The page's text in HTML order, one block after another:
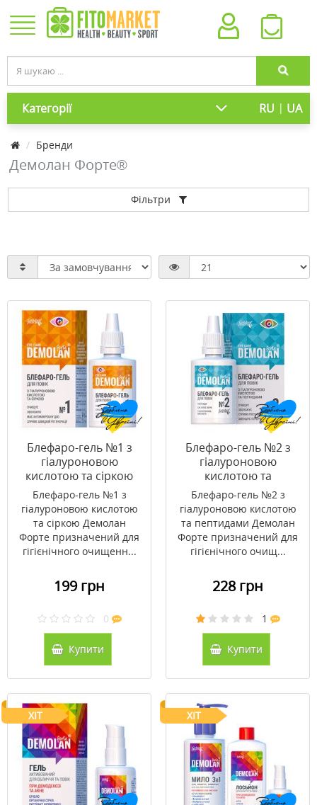
Категорії RU | UA
Бренди
Демолан Форте®
Фільтри
Блефаро-гель №1 з
гіалуроновою
кислотою та сіркою
Демолан Форте /
Demolan Forte® 20 мл
Блефаро-гель №1 з
гіалуроновою кислотою
та сіркою Демолан
Форте призначений для
гігієнічного очищенн...
199 грн
0
Купити
Блефаро-гель №2 з
гіалуроновою
кислотою та
пептидами Демолан
Форте / Demolan
Forte® 20 мл
Блефаро-гель №2 з
гіалуроновою кислотою
та пептидами Демолан
Форте призначений для
гігієнічного очищ...
228 грн
1
Купити
ХІТ ХІТ